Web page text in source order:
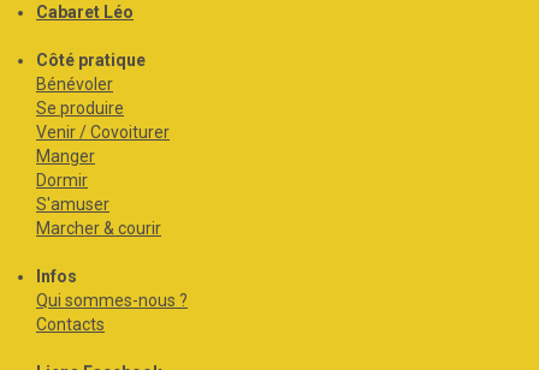
Cabaret Léo
Côté pratique
Bénévoler
Se produire
Venir / Covoiturer
Manger
Dormir
S'amuser
Marcher & courir
Infos
Qui sommes-nous ?
Contacts